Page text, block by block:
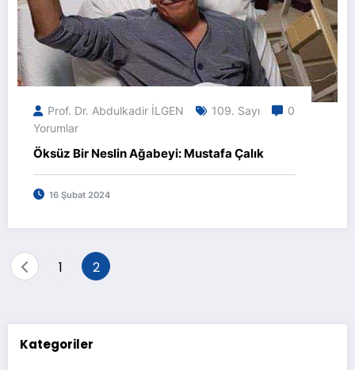
Prof. Dr. Abdulkadir İLGEN 109. Sayı
0
Yorumlar
Öksüz Bir Neslin Ağabeyi: Mustafa Çalık
16 Şubat 2024
Yazı
1 2
Kategoriler